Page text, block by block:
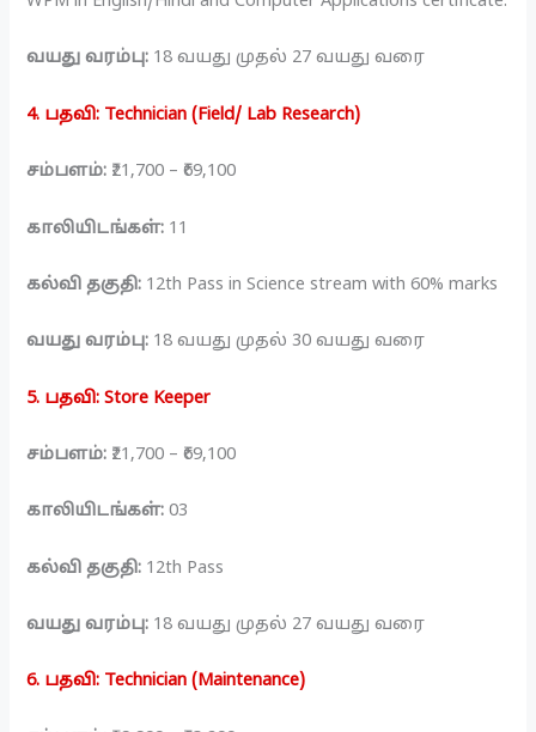
வயது வரம்பு: 18 வயது முதல் 27 வயது வரை
4. பதவி: Technician (Field/ Lab Research)
சம்பளம்: ₹21,700 – ₹69,100
காலியிடங்கள்: 11
கல்வி தகுதி: 12th Pass in Science stream with 60% marks
வயது வரம்பு: 18 வயது முதல் 30 வயது வரை
5. பதவி: Store Keeper
சம்பளம்: ₹21,700 – ₹69,100
காலியிடங்கள்: 03
கல்வி தகுதி: 12th Pass
வயது வரம்பு: 18 வயது முதல் 27 வயது வரை
6. பதவி: Technician (Maintenance)